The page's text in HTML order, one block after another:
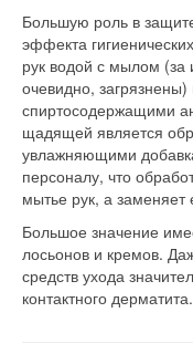
Большую роль в
эффекта
рук водой с мылом (за
очевидно,
спиртосодержащими
щадящей является
увлажняющими
персоналу, что
мытье рук, а заменяет
Большое значение
лосьонов и кремов.
средств ухода
контактного дерматита.